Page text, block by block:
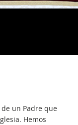
un Padre que
Hemos